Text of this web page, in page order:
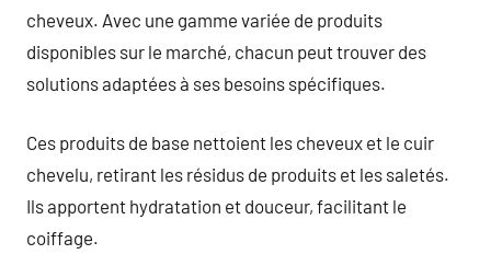
cheveux. Avec une gamme variée de produits
disponibles sur le marché, chacun peut trouver des
solutions adaptées à ses besoins spécifiques.
Ces produits de base nettoient les cheveux et le cuir
chevelu, retirant les résidus de produits et les saletés.
Ils apportent hydratation et douceur, facilitant le
coiffage.